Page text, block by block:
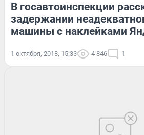
В госавтоинспекции
задержании
машины с наклейками
1 октября, 2018, 15:33 4 846 1